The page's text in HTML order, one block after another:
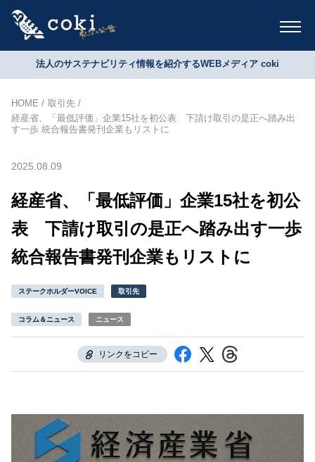
法人のサステナビリティ情報を紹介するWEBメディア coki
HOME
取引先
経産省、「最低評価」企業15社を初公表 下請け取引の是正へ踏み出
す一歩 統合報告書発刊企業もリストに
2025.08.09
経産省、「最低評価」企業15社を初公
表 下請け取引の是正へ踏み出す一歩
統合報告書発刊企業もリストに
ステークホルダーVOICE 取引先
コラム＆ニュース ニュース
リンクをコピー